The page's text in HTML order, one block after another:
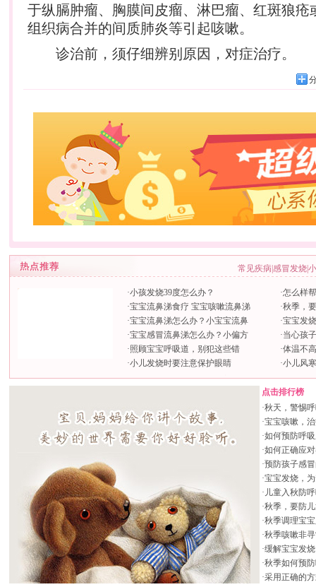
于纵膈肿瘤、胸膜间皮瘤、淋巴瘤、红斑狼疮
组织病合并的间质肺炎等引起咳嗽。
诊治前，须仔细辨别原因，对症治疗。
常见疾病感冒发烧
·小孩发烧39度怎么办？
·宝宝流鼻涕食疗 宝宝咳嗽流鼻涕
·宝宝流鼻涕怎么办？小宝宝流鼻
·宝宝感冒流鼻涕怎么办？小偏方
·照顾宝宝呼吸道，别犯这些错
·小儿发烧时要注意保护眼睛
·怎么样
·秋季，
·宝宝发
·当心孩
·体温不
·小儿风
点击排行榜
·秋天，警惕
·宝宝咳嗽，
·如何预防呼
·如何正确应
·预防孩子感
·宝宝发烧，
· 儿童入秋防
·秋季，要防
·秋季调理宝
·秋季咳嗽非
·缓解宝宝发
·秋季如何预
·采用正确的